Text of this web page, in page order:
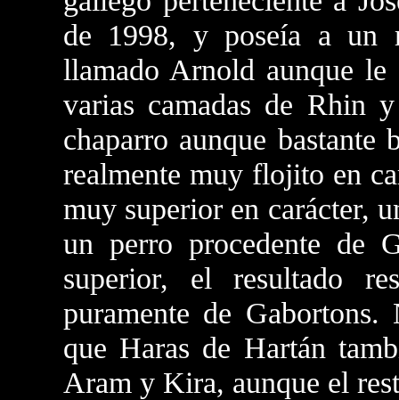
de 1998, y poseía a un
llamado Arnold aunque
varias camadas de Rhin
chaparro aunque bastante
realmente muy flojito en
muy superior en carácter,
un perro procedente de
superior, el resultado
puramente de
que Haras de Hartán
Aram y Kira, aunque el